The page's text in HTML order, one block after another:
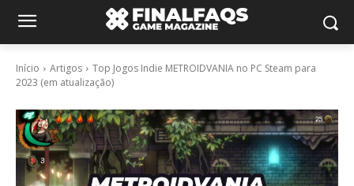
Início Artigos
Top Jogos Indie METROIDVANIA no PC Steam para
2023 (em atualização)